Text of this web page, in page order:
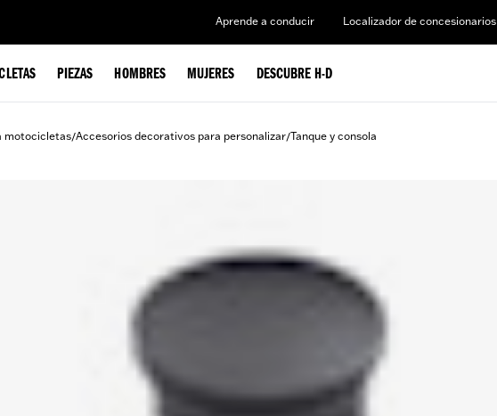
Aprende a conducir Localizador de concesionarios
PIEZAS HOMBRES MUJERES DESCUBRE H-D
motocicletas/Accesorios decorativos para personalizar/Tanque y consola